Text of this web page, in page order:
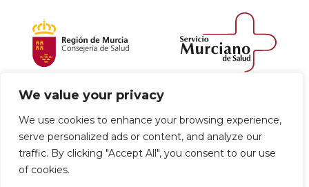
We value your privacy
We use cookies to enhance your browsing experience,
serve personalized ads or content, and analyze our
traffic. By clicking "Accept All", you consent to our use
of cookies.
Política de envío y devoluciones
Política de privacidad Uso de cookies